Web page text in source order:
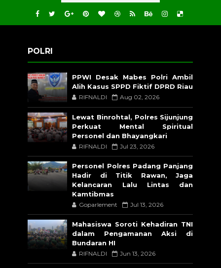
POLRI
PPWI Desak Mabes Polri Ambil
Alih Kasus SPPD Fiktif DPRD Riau
RIFNALDI Aug 02, 2026
Lewat Binrohtal, Polres Sijunjung
Perkuat Mental Spiritual
Personel dan Bhayangkari
RIFNALDI Jul 23, 2026
Personel Polres Padang Panjang
Hadir di Titik Rawan, Jaga
Kelancaran Lalu Lintas dan
Kamtibmas
Goparlement Jul 13, 2026
Mahasiswa Soroti Kehadiran TNI
dalam Pengamanan Aksi di
Bundaran HI
RIFNALDI Jun 13, 2026